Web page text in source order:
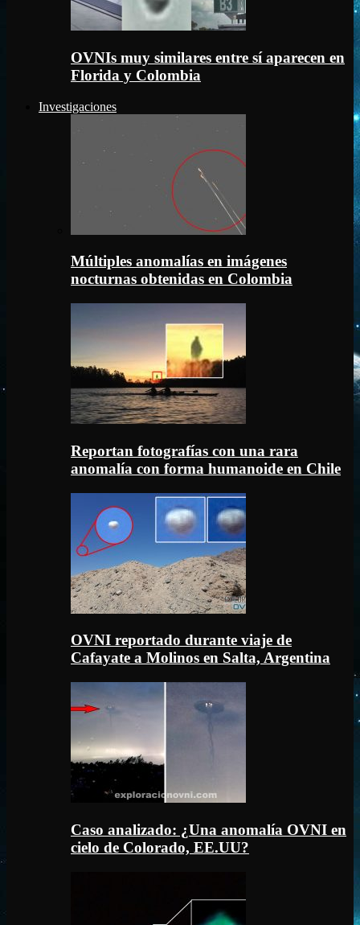
OVNIs muy similares entre sí aparecen en
Florida y Colombia
Investigaciones
Múltiples anomalías en imágenes
nocturnas obtenidas en Colombia
Reportan fotografías con una rara
anomalía con forma humanoide en Chile
OVNI reportado durante viaje de
Cafayate a Molinos en Salta, Argentina
Caso analizado: ¿Una anomalía OVNI en
cielo de Colorado, EE.UU?